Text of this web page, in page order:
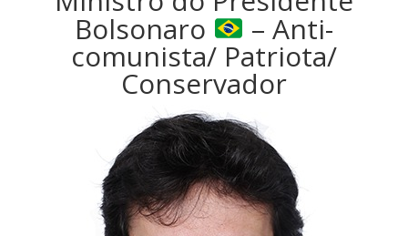
Bolsonaro – Anti-
comunista/ Patriota/
Conservador